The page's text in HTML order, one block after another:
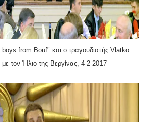
from Bouf" και ο τραγουδιστής Vlatko
τον Ήλιο της Βεργίνας, 4-2-2017